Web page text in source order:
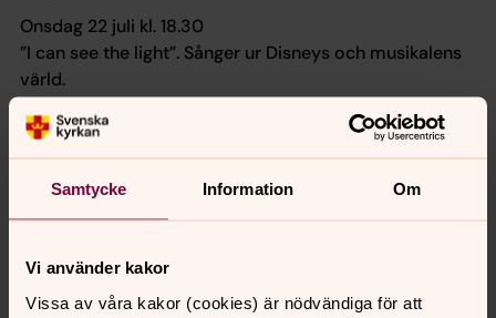
Samtycke Information Om
Vi använder kakor
Vissa av våra kakor (cookies) är nödvändiga för att
Onsdag 22 juli kl. 18.30
”I can see the light”. Sånger ur Disneys och musikalens
värld.
Petter Edberg, präst. Sommarkyrkans musikspår under
ledning av Lennart Johansson.